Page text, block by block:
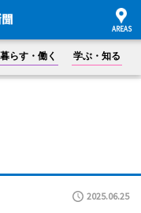
暮らす・働く 学ぶ・知る
2025.06.25